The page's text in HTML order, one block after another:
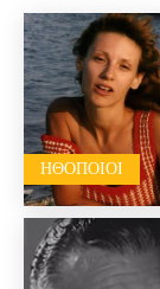
HΘΟΠΟΙΟΊ